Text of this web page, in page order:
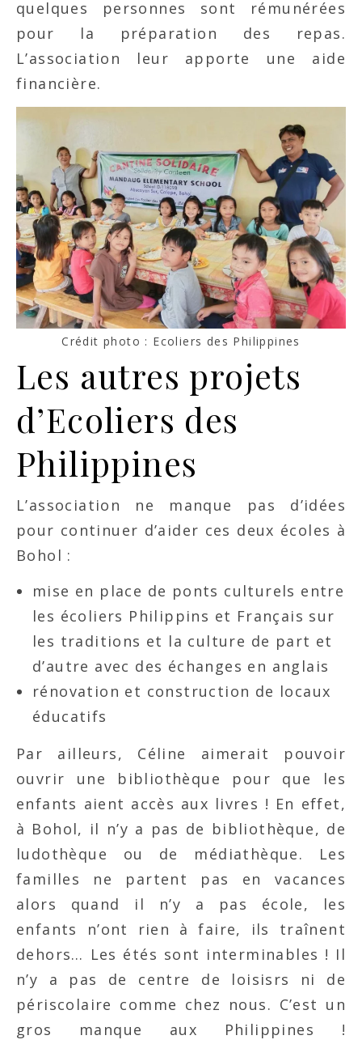
quelques personnes sont rémunérées
pour la préparation des repas.
L’association leur apporte une aide
financière.
Crédit photo : Ecoliers des Philippines
Les autres projets
d’Ecoliers des
Philippines
L’association ne manque pas d’idées
pour continuer d’aider ces deux écoles à
Bohol :
mise en place de ponts culturels entre
les écoliers Philippins et Français sur
les traditions et la culture de part et
d’autre avec des échanges en anglais
rénovation et construction de locaux
éducatifs
Par ailleurs, Céline aimerait pouvoir
ouvrir une bibliothèque pour que les
enfants aient accès aux livres ! En effet,
à Bohol, il n’y a pas de bibliothèque, de
ludothèque ou de médiathèque. Les
familles ne partent pas en vacances
alors quand il n’y a pas école, les
enfants n’ont rien à faire, ils traînent
dehors… Les étés sont interminables ! Il
n’y a pas de centre de loisisrs ni de
périscolaire comme chez nous. C’est un
gros manque aux Philippines !